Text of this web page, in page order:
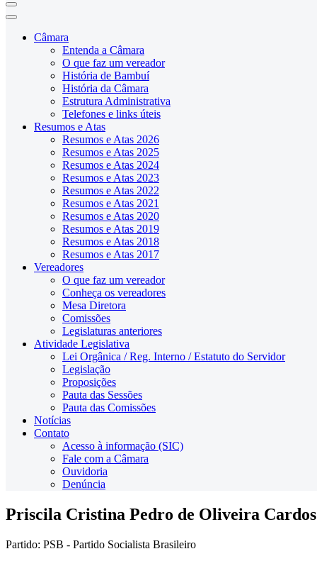
Câmara
Entenda a Câmara
O que faz um vereador
História de Bambuí
História da Câmara
Estrutura Administrativa
Telefones e links úteis
Resumos e Atas
Resumos e Atas 2026
Resumos e Atas 2025
Resumos e Atas 2024
Resumos e Atas 2023
Resumos e Atas 2022
Resumos e Atas 2021
Resumos e Atas 2020
Resumos e Atas 2019
Resumos e Atas 2018
Resumos e Atas 2017
Vereadores
O que faz um vereador
Conheça os vereadores
Mesa Diretora
Comissões
Legislaturas anteriores
Atividade Legislativa
Lei Orgânica / Reg. Interno / Estatuto do Servidor
Legislação
Proposições
Pauta das Sessões
Pauta das Comissões
Notícias
Contato
Acesso à informação (SIC)
Fale com a Câmara
Ouvidoria
Denúncia
Priscila Cristina Pedro de Oliveira
Partido: PSB - Partido Socialista Brasileiro